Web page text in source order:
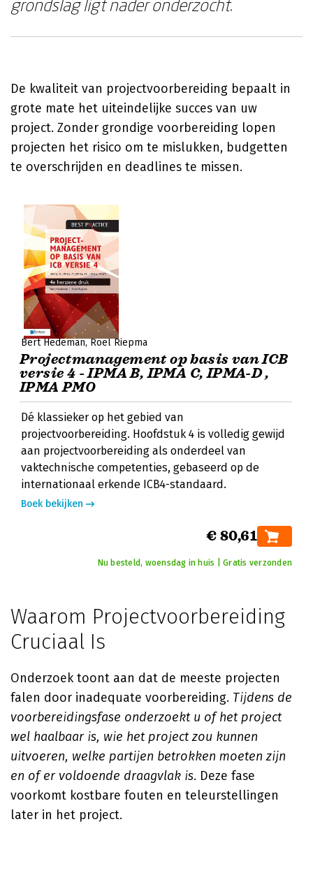
grondslag ligt nader onderzocht.
De kwaliteit van projectvoorbereiding bepaalt in
grote mate het uiteindelijke succes van uw
project. Zonder grondige voorbereiding lopen
projecten het risico om te mislukken, budgetten
te overschrijden en deadlines te missen.
Bert Hedeman Roel Riepma
Projectmanagement op basis van ICB
versie 4 - IPMA B, IPMA C, IPMA-D ,
IPMA PMO
Dé klassieker op het gebied van
projectvoorbereiding. Hoofdstuk 4 is volledig gewijd
aan projectvoorbereiding als onderdeel van
vaktechnische competenties, gebaseerd op de
internationaal erkende ICB4-standaard.
Boek bekijken
€ 80,61
Nu besteld, woensdag in huis | Gratis verzonden
Waarom Projectvoorbereiding
Cruciaal Is
Onderzoek toont aan dat de meeste projecten
falen door inadequate voorbereiding. Tijdens de
voorbereidingsfase onderzoekt u of het project
wel haalbaar is, wie het project zou kunnen
uitvoeren, welke partijen betrokken moeten zijn
en of er voldoende draagvlak is. Deze fase
voorkomt kostbare fouten en teleurstellingen
later in het project.